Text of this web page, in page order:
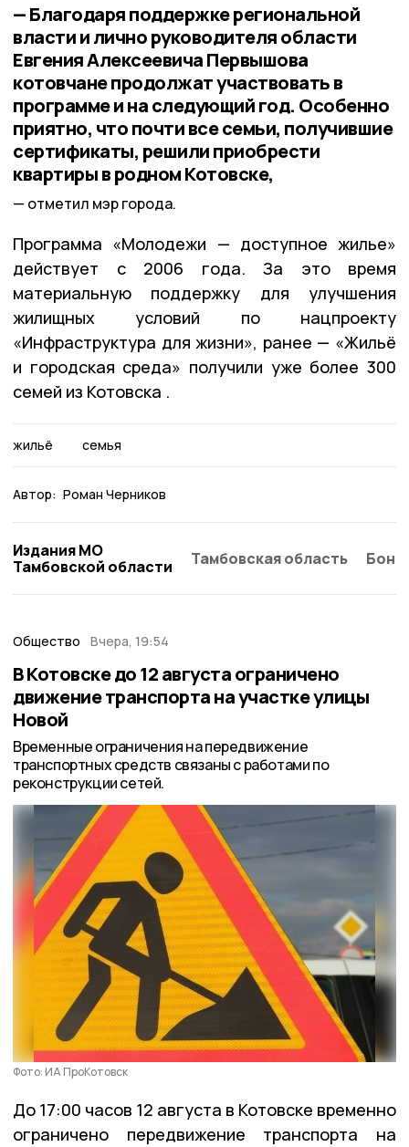
— Благодаря поддержке региональной
власти и лично руководителя области
Евгения Алексеевича Первышова
котовчане продолжат участвовать в
программе и на следующий год. Особенно
приятно, что почти все семьи, получившие
сертификаты, решили приобрести
квартиры в родном Котовске,
отметил мэр города.
Программа «Молодежи — доступное жилье»
действует с 2006 года. За это время
материальную поддержку для улучшения
жилищных условий по нацпроекту
«Инфраструктура для жизни», ранее — «Жильё
и городская среда» получили уже более 300
семей из Котовска .
жильё семья
Автор: Роман Черников
Издания МО
Тамбовской области
Тамбовская область
Общество Вчера, 19:54
В Котовске до 12 августа ограничено
движение транспорта на участке улицы
Новой
Временные ограничения на передвижение
транспортных средств связаны с работами по
реконструкции сетей.
Фото: ИА ПроКотовск
До 17:00 часов 12 августа в Котовске временно
ограничено передвижение транспорта на